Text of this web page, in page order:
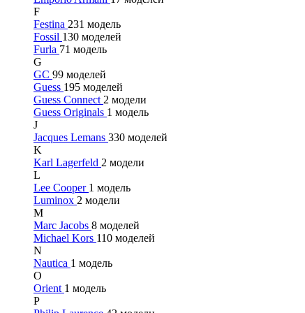
F
Festina 231 модель
Fossil 130 моделей
Furla 71 модель
G
GC 99 моделей
Guess 195 моделей
Guess Connect 2 модели
Guess Originals 1 модель
J
Jacques Lemans 330 моделей
K
Karl Lagerfeld 2 модели
L
Lee Cooper 1 модель
Luminox 2 модели
M
Marc Jacobs 8 моделей
Michael Kors 110 моделей
N
Nautica 1 модель
O
Orient 1 модель
P